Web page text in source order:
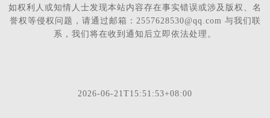
如权利人或知情人士发现本站内容存在事实错误或涉及版权、名
誉权等侵权问题，请通过邮箱：2557628530@qq.com 与我们联
系，我们将在收到通知后立即依法处理。
2026-06-21T15:51:53+08:00